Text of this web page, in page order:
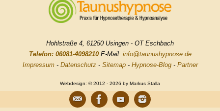
Hohlstraße 4, 61250 Usingen - OT Eschbach
Telefon: 06081-4098210E-Mail: info@taunushypnose.de
Impressum- Datenschutz- Sitemap- Hypnose-Blog- Partner
Webdesign: © 2012 - 2026 by Markus Stalla